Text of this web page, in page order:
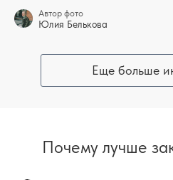
Автор фото
Юлия Белькова
Еще больше
Почему лучше